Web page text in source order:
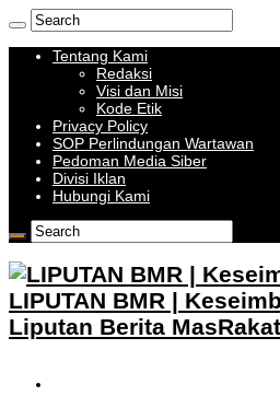
Tentang Kami
Redaksi
Visi dan Misi
Kode Etik
Privacy Policy
SOP Perlindungan Wartawan
Pedoman Media Siber
Divisi Iklan
Hubungi Kami
LIPUTAN BMR |
Liputan Berita MasRakat